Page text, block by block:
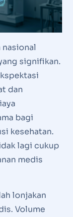
signifikan.
dan
bagi
kesehatan.
lagi cukup
medis
lonjakan
Volume